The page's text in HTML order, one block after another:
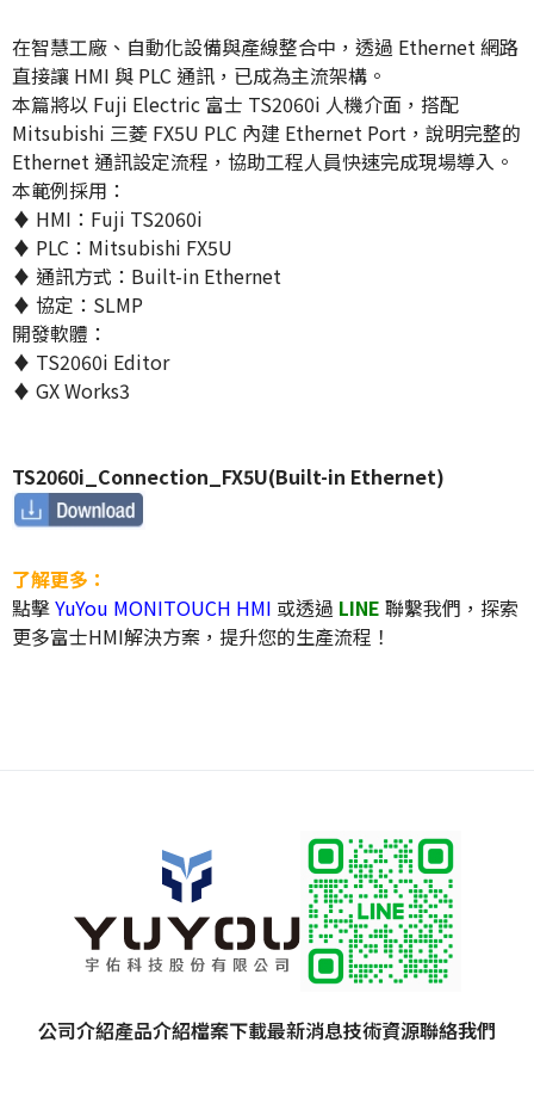
在智慧工廠、自動化設備與產線整合中，透過 Ethernet 網路
直接讓 HMI 與 PLC 通訊，已成為主流架構。
本篇將以 Fuji Electric 富士 TS2060i 人機介面，搭配
Mitsubishi 三菱 FX5U PLC 內建 Ethernet Port，說明完整的
Ethernet 通訊設定流程，協助工程人員快速完成現場導入。
本範例採用：
♦ HMI：Fuji TS2060i
♦ PLC：Mitsubishi FX5U
♦ 通訊方式：Built-in Ethernet
♦ 協定：SLMP
開發軟體：
♦ TS2060i Editor
♦ GX Works3
TS2060i_Connection_FX5U(Built-in Ethernet)
了解更多：
點擊YuYou MONITOUCH HMI 或透過 LINE 聯繫我們，探索
更多富士HMI解決方案，提升您的生產流程！
公司介紹產品介紹檔案下載最新消息技術資源聯絡我們